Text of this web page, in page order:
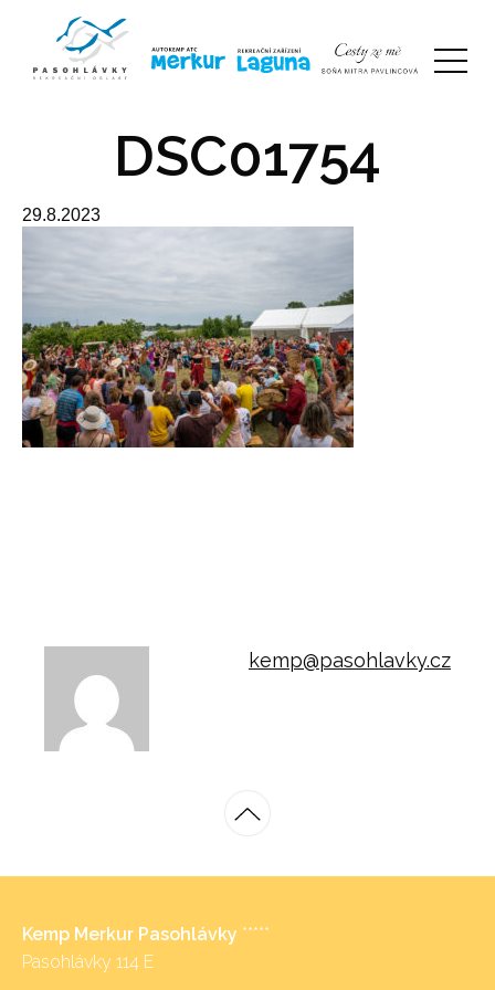
DSC01754
29.8.2023
kemp@pasohlavky.cz
Kemp Merkur Pasohlávky *****
Pasohlávky 114 E